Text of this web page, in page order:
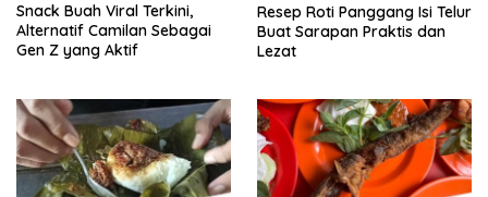
Snack Buah Viral Terkini,
Alternatif Camilan Sebagai
Gen Z yang Aktif
Resep Roti Panggang Isi Telur
Buat Sarapan Praktis dan
Lezat